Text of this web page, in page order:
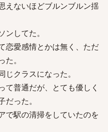
えないほどブルンブルン揺
してた。
恋愛感情とかは無く、ただ
。
クラスになった。
て普通だが、とても優しく
った。
で駅の清掃をしていたのを